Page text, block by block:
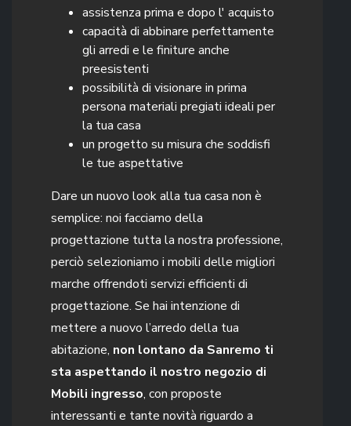
assistenza prima e dopo l' acquisto
capacità di abbinare perfettamente
gli arredi e le finiture anche
preesistenti
possibilità di visionare in prima
persona materiali pregiati ideali per
la tua casa
un progetto su misura che soddisfi
le tue aspettative
Dare un nuovo look alla tua casa non è
semplice: noi facciamo della
progettazione tutta la nostra professione,
perciò selezioniamo i mobili delle migliori
marche offrendoti servizi efficienti di
progettazione. Se hai intenzione di
mettere a nuovo l’arredo della tua
abitazione, non lontano da Sanremo ti
sta aspettando il nostro negozio di
Mobili ingresso, con proposte
interessanti e tante novità riguardo a